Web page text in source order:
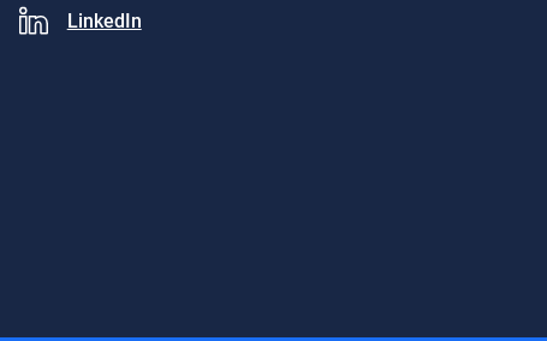
LinkedIn